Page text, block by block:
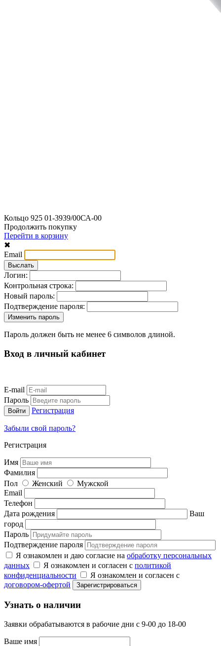
Кольцо 925 01-3939/00СА-00
Продолжить покупку
Перейти в корзину
✖
Email
Логин:
Контрольная строка:
Новый пароль:
Подтверждение пароля:
Пароль должен быть не менее 6 символов длиной.
Вход в личный кабинет
E-mail
Пароль
Регистрация
Забыли свой пароль?
Регистрация
Имя
Фамилия
Пол
Женский
Мужской
Email
Телефон
Дата рождения
Ваш
город
Пароль
Подтверждение пароля
Я ознакомлен и даю согласие на обработку персональных
данных
Я ознакомлен и согласен с политикой
конфиденциальности
Я ознакомлен и согласен с
договором-офертой
Узнать о наличии
Заявки обрабатываются в рабочие дни с 9-00 до 18-00
Ваше имя